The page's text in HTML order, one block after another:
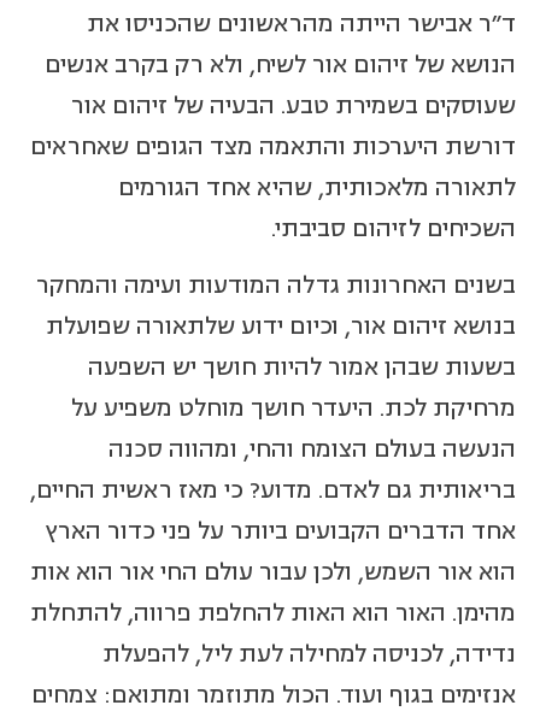
ד"ר אבישר הייתה מהראשונים שהכניסו את
הנושא של זיהום אור לשיח, ולא רק בקרב אנשים
שעוסקים בשמירת טבע. הבעיה של זיהום אור
דורשת היערכות והתאמה מצד הגופים שאחראים
לתאורה מלאכותית, שהיא אחד הגורמים
השכיחים לזיהום סביבתי.
בשנים האחרונות גדלה המודעות ועימה והמחקר
בנושא זיהום אור, וכיום ידוע שלתאורה שפועלת
בשעות שבהן אמור להיות חושך יש השפעה
מרחיקת לכת. היעדר חושך מוחלט משפיע על
הנעשה בעולם הצומח והחי, ומהווה סכנה
בריאותית גם לאדם. מדוע? כי מאז ראשית החיים,
אחד הדברים הקבועים ביותר על פני כדור הארץ
הוא אור השמש, ולכן עבור עולם החי אור הוא אות
מהימן. האור הוא האות להחלפת פרווה, להתחלת
נדידה, לכניסה למחילה לעת ליל, להפעלת
אנזימים בגוף ועוד. הכול מתוזמר ומתואם: צמחים